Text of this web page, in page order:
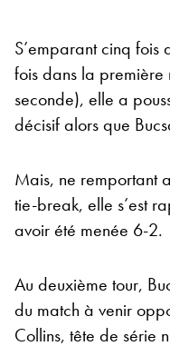
S’emparant cinq
fois dans la première
seconde), elle a
décisif alors que
Mais, ne remportant
tie-break, elle s’est
avoir été menée 6-2.
Au deuxième tour,
du match à venir
Collins, tête de série